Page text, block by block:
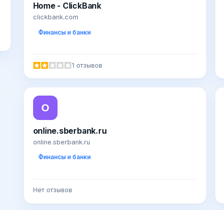
Home - ClickBank
clickbank.com
Финансы и банки
1 отзывов
O
online.sberbank.ru
online.sberbank.ru
Финансы и банки
Нет отзывов